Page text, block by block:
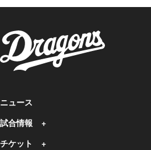
ニュース
試合情報
チケット